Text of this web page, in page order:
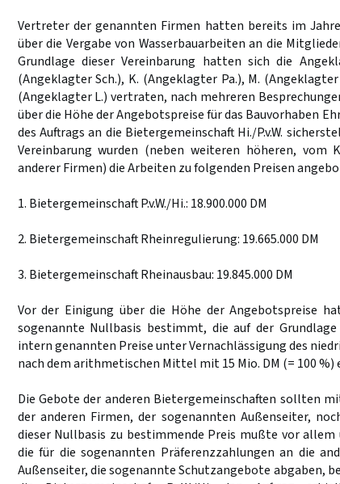
Vertreter der genannten Firmen hatten bereits im
über die Vergabe von Wasserbauarbeiten an die
Grundlage dieser Vereinbarung hatten sich die
(Angeklagter Sch.), K. (Angeklagter Pa.), M.
(Angeklagter L.) vertraten, nach mehreren
über die Höhe der Angebotspreise für das Bauvorhaben
des Auftrags an die Bietergemeinschaft Hi./P.v.W.
Vereinbarung wurden (neben weiteren höheren, vom
anderer Firmen) die Arbeiten zu folgenden Preisen
1. Bietergemeinschaft P.v.W./Hi.: 18.900.000 DM
2. Bietergemeinschaft Rheinregulierung: 19.665.000 DM
3. Bietergemeinschaft Rheinausbau: 19.845.000 DM
Vor der Einigung über die Höhe der Angebotspreise
sogenannte Nullbasis bestimmt, die auf der
intern genannten Preise unter Vernachlässigung des
nach dem arithmetischen Mittel mit 15 Mio. DM (= 100 %)
Die Gebote der anderen Bietergemeinschaften sollten
der anderen Firmen, der sogenannten Außenseiter,
dieser Nullbasis zu bestimmende Preis mußte vor
die für die sogenannten Präferenzzahlungen an die
Außenseiter, die sogenannte Schutzangebote abgaben,